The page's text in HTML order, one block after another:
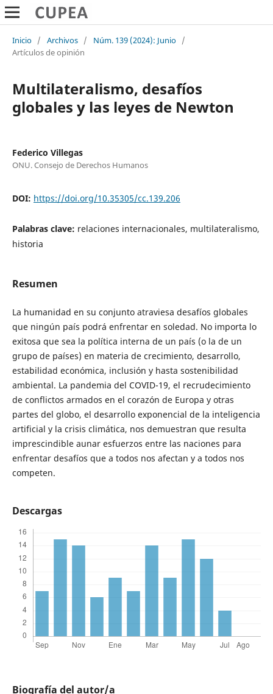
Inicio / Archivos / Núm. 139 (2024): Junio /
Artículos de opinión
Multilateralismo, desafíos
globales y las leyes de Newton
Federico Villegas
ONU. Consejo de Derechos Humanos
DOI: https://doi.org/10.35305/cc.139.206
Palabras clave: relaciones internacionales, multilateralismo,
historia
Resumen
La humanidad en su conjunto atraviesa desafíos globales
que ningún país podrá enfrentar en soledad. No importa lo
exitosa que sea la política interna de un país (o la de un
grupo de países) en materia de crecimiento, desarrollo,
estabilidad económica, inclusión y hasta sostenibilidad
ambiental. La pandemia del COVID-19, el recrudecimiento
de conflictos armados en el corazón de Europa y otras
partes del globo, el desarrollo exponencial de la inteligencia
artificial y la crisis climática, nos demuestran que resulta
imprescindible aunar esfuerzos entre las naciones para
enfrentar desafíos que a todos nos afectan y a todos nos
competen.
Descargas
Biografía del autor/a